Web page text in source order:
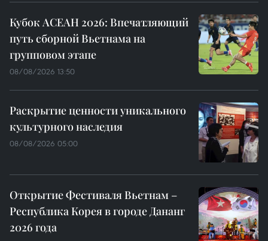
Кубок АСЕАН 2026: Впечатляющий
путь сборной Вьетнама на
групповом этапе
08/08/2026 13:50
Раскрытие ценности уникального
культурного наследия
08/08/2026 05:00
Открытие Фестиваля Вьетнам –
Республика Корея в городе Дананг
2026 года